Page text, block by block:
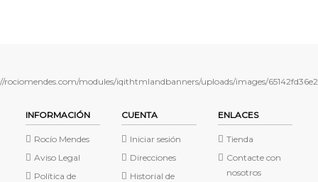
INFORMACIÓN
Rocío Mendes
Aviso Legal
Política de
CUENTA
Iniciar sesión
Direcciones
Historial de
ENLACES
Tienda
Contacte con
nosotros